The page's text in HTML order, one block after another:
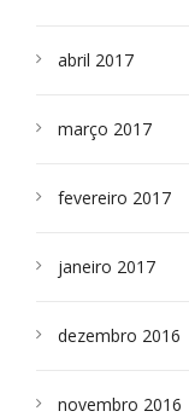
abril 2017
março 2017
fevereiro 2017
janeiro 2017
dezembro 2016
novembro 2016